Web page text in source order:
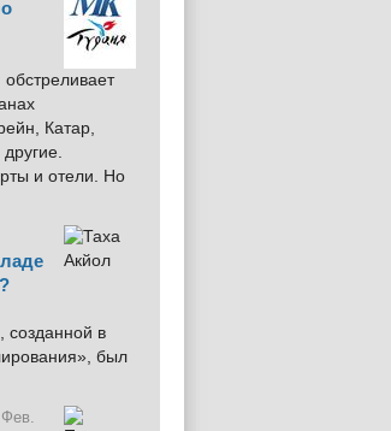
Катар,
и отели. Но
созданной в
был
Фев.